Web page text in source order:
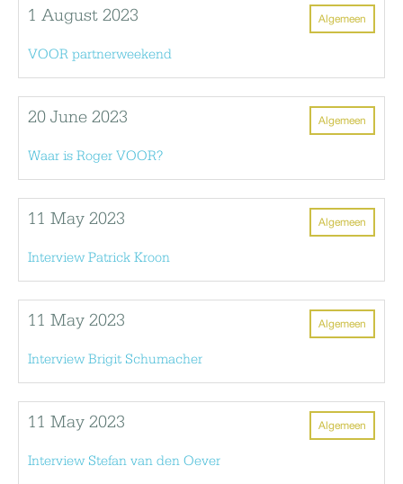
Algemeen
1 August 2023
VOOR partnerweekend
Algemeen
20 June 2023
Waar is Roger VOOR?
Algemeen
11 May 2023
Interview Patrick Kroon
Algemeen
11 May 2023
Interview Brigit Schumacher
Algemeen
11 May 2023
Interview Stefan van den Oever